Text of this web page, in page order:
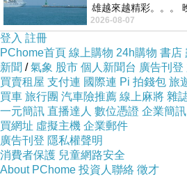
清景麟捐百萬助公益 憑發票免費喝麟
雄越來越精彩。。。
天的風刮得很熱 夜遊
2026-08-07
登入 註冊
PChome首頁 線上購物 24h購物 書店
新聞 /氣象 股市 個人新聞台 廣告刊登
買賣租屋 支付連 國際連 Pi 拍錢包 旅
買車 旅行團 汽車險推薦 線上麻將 雜
一元簡訊 直播達人 數位憑證 企業簡訊
買網址 虛擬主機 企業郵件
廣告刊登 隱私權聲明
消費者保護 兒童網路安全
About PChome 投資人聯絡 徵才